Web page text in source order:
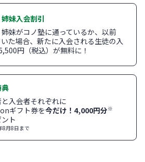
妹入会割引
妹がコノ塾に通っているか、以前
た場合、新たに入会される生徒の入
円（税込）が無料に！
入会者それぞれに
ギフト券を今だけ！4,000円分※
ト
月8日まで